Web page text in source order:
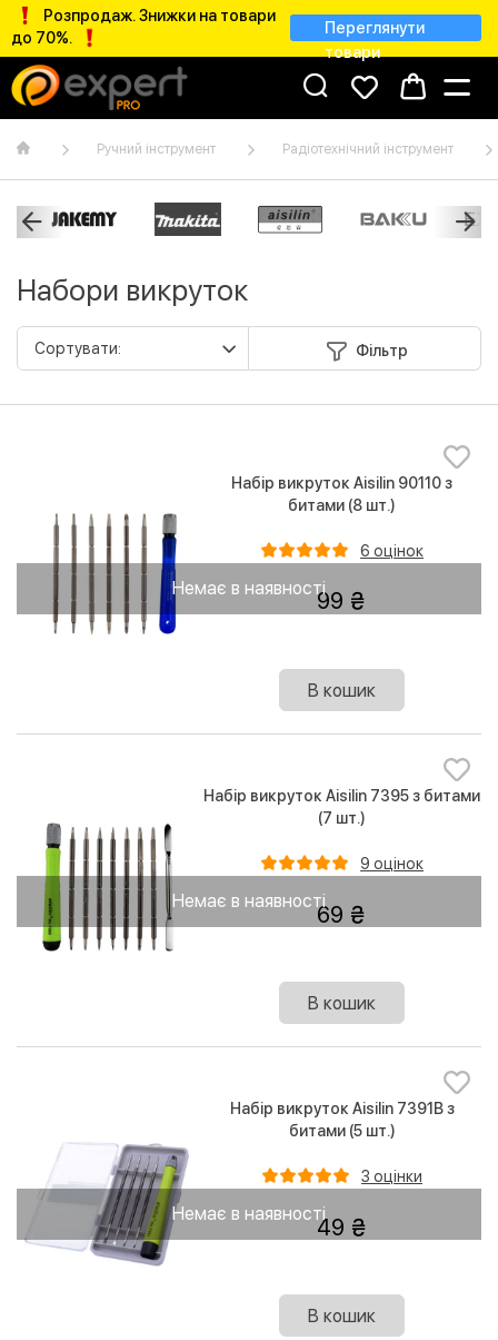
Розпродаж. Знижки на товари
до 70%.
Переглянути
товари
Ручний інструмент Радіотехнічний інструмент
Набори викруток
Фільтр
Немає в наявності
Набір викруток Aisilin 90110 з
битами (8 шт.)
6 оцінок
99
В кошик
Немає в наявності
Набір викруток Aisilin 7395 з битами
(7 шт.)
9 оцінок
69
В кошик
Немає в наявності
Набір викруток Aisilin 7391B з
битами (5 шт.)
3 оцінки
49
В кошик